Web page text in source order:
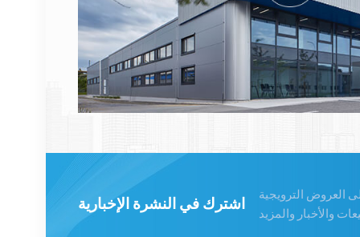
473288A.102 كابل ألياف
بصرية LC OD-LC OD
مزدوج 2 متر
عرض التفاصيل
1662SMC 3AL98324AA
اشترك في النشرة الإخبارية
العروض الترويجية